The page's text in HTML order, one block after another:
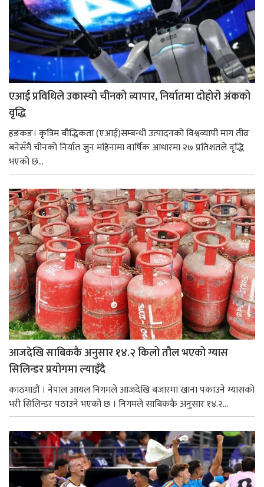
एआई प्रविधिले उकास्यो चीनको व्यापार, निर्यातमा दोहोरो अंकको
वृद्धि
हङकङ। कृत्रिम बौद्धिकता (एआई)सम्बन्धी उत्पादनको विश्वव्यापी माग तीव्र
बनेसँगै चीनको निर्यात जुन महिनामा वार्षिक आधारमा २७ प्रतिशतले वृद्धि
भएको छ...
आजदेखि साबिककै अनुसार १४.२ किलो तौल भएको ग्यास
सिलिन्डर प्रयोगमा ल्याइँदै
काठमाडौं । नेपाल आयल निगमले आजदेखि बजारमा खाना पकाउने ग्यासको
भरी सिलिन्डर पठाउने भएको छ । निगमले साबिककै अनुसार १४.२...